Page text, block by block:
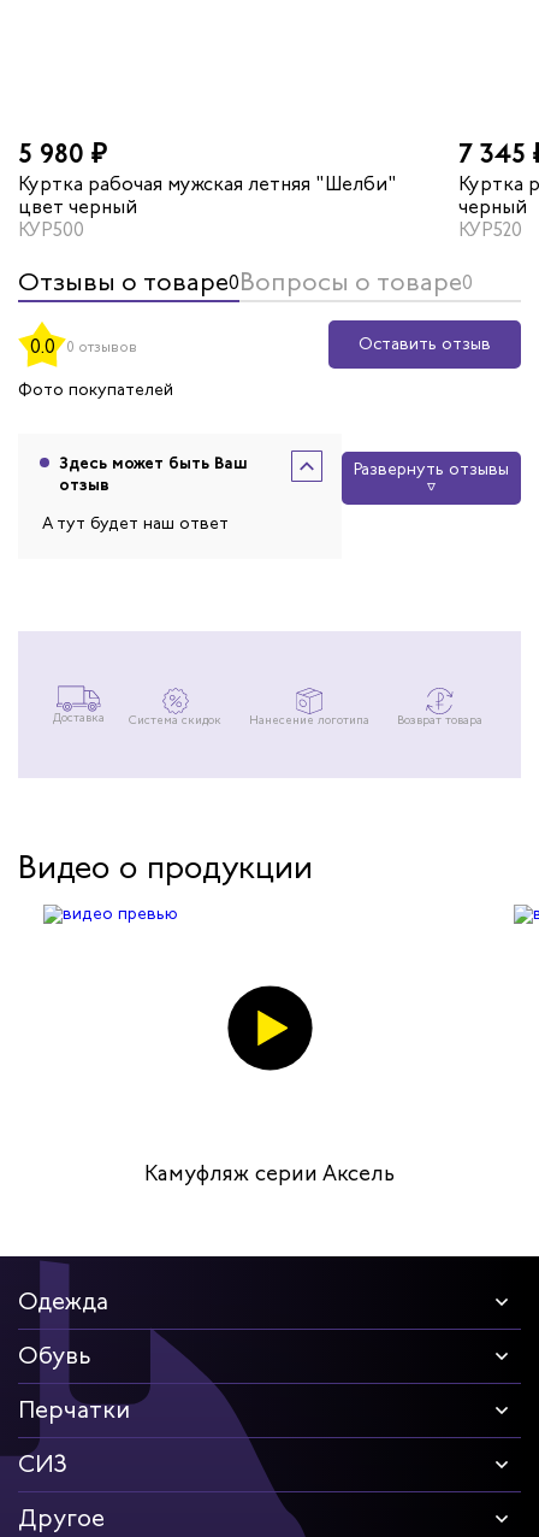
5 980 ₽
Куртка рабочая мужская летняя "Шелби"
цвет черный
КУР500
7 345
Куртка
черный
КУР520
Отзывы о товаре0Вопросы о товаре0
0.0 0 отзывов
Оставить отзыв
Фото покупателей
Здесь может быть Ваш
отзыв
А тут будет наш ответ
Развернуть отзывы
Доставка Система скидок Нанесение логотипа Возврат товара
Видео о продукции
Камуфляж серии Аксель
Одежда
Обувь
Перчатки
СИЗ
Другое